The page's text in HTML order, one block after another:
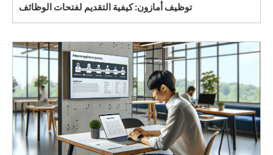
توظيف أمازون: كيفية التقديم لفتحات الوظائف